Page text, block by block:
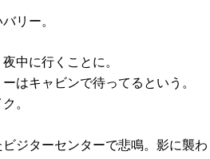
リー。
中に行くことに。
はキャビンで待ってるという。
。
ジターセンターで悲鳴。影に襲わ